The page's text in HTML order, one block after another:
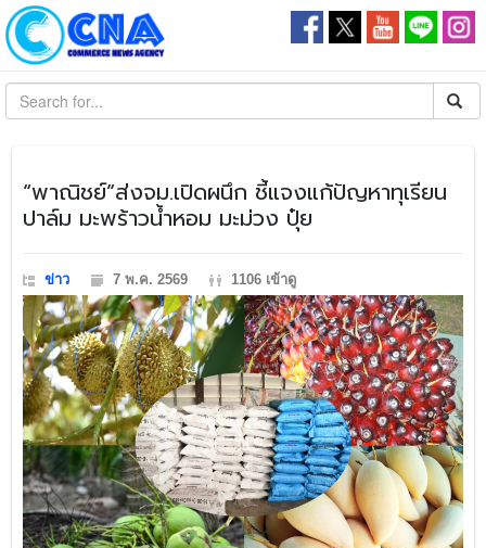
​“พาณิชย์”ส่งจม.เปิดผนึก ชี้แจงแก้ปัญหาทุเรียน
ปาล์ม มะพร้าวน้ำหอม มะม่วง ปุ๋ย
ข่าว 7 พ.ค. 2569 1106 เข้าดู